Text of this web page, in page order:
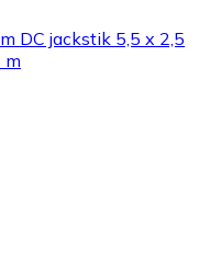
DC jackstik 5,5 x 2,5
m